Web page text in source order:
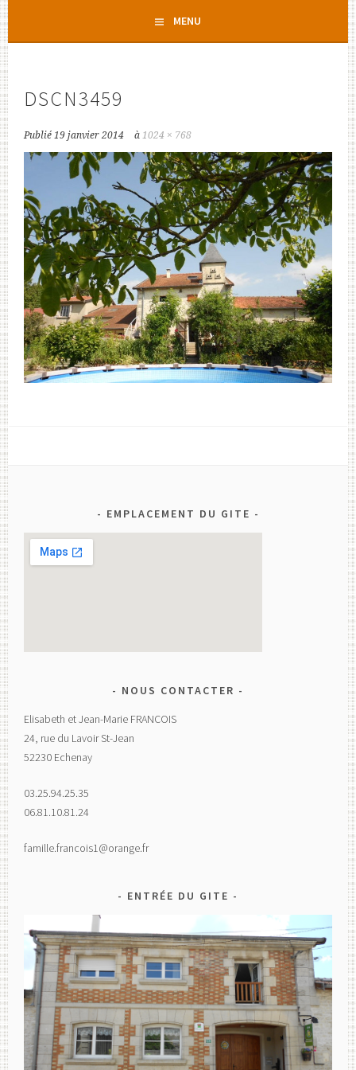
contenu
MENU
DSCN3459
Publié19 janvier 2014 à1024 × 768
EMPLACEMENT DU GITE
NOUS CONTACTER
Elisabeth et Jean-Marie FRANCOIS
24, rue du Lavoir St-Jean
52230 Echenay
03.25.94.25.35
06.81.10.81.24
famille.francois1@orange.fr
ENTRÉE DU GITE